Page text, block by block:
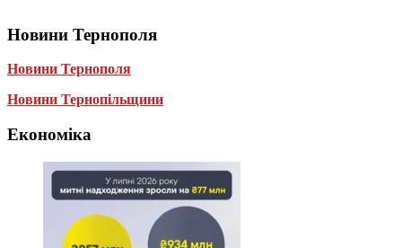
Новини Тернополя
Новини Тернополя
Новини Тернопільщини
Економіка